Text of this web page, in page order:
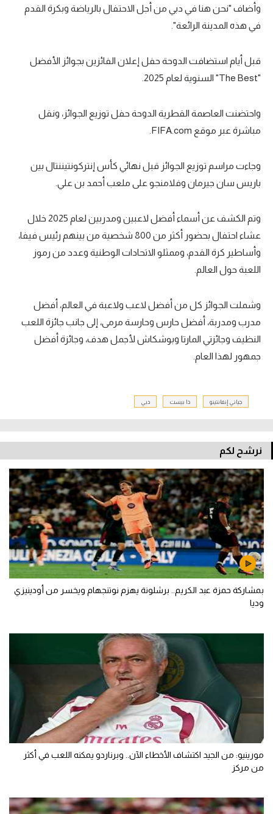
تحليل في الجول
كويز في الجول
فيديو في الجول
وأضاف "نحن هنا في دبي من أجل الاحتفال بالرياضة وبكرة القدم
في هذه المدينة الرائعة".
قبل أيام استضافت الدوحة حفل إعلان الفائزين بجوائز الأفضل
"
The Best" السنوية لعام 2025.
واحتضنت العاصمة القطرية الدوحة حفل توزيع الجوائز، ونقل
مباشرة عبر موقع FIFA.com
وجاءت مراسم توزيع الجوائز قبل نهائي كأس إنتركونتيننتال بين
باريس سان جيرمان وفلامنجو على ملعب أحمد بن علي.
وتم الكشف عن أسماء أفضل لاعبين ومدربين لعام 2025 خلال
عشاء احتفال بحضور أكثر من 800 شخصية من بينهم رئيس فيفا،
وأساطير كرة القدم، وممثلو الاتحادات الوطنية وعدد من رموز
اللعبة حول العالم.
وشملت الجوائز كل من أفضل لاعب ولاعبة في العالم، أفضل
مدرب ومدربة، أفضل حارس وحارسة مرمى، إلى جانب جائزة اللعب
النظيف وجائزتي المارتا وبوشكاش لأجمل هدف، وجائزة أفضل
جمهور لهذا العام.
جياني إنفانتينو ذا بيست دبي
نرشح لكم
بمشاركة حمزة عبد الكريم.. برشلونة يهزم نوتنجهام ويخسر من أودينيزي
وديا
مورينيو: من الجيد اكتشاف الأخطاء الآن.. وبرناردو يمكنه اللعب في أكثر
من مركز